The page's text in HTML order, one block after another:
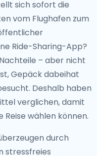
sich sofort die
vom Flughafen zum
Ride-Sharing-App?
– aber nicht
Gepäck dabeihat
Deshalb haben
verglichen, damit
Reise wählen können.
durch
stressfreies